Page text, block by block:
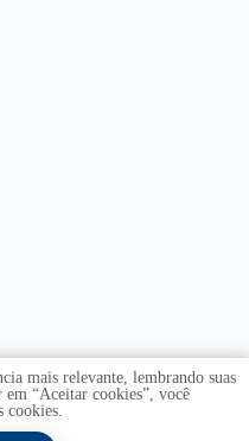
mais relevante, lembrando suas
“Aceitar cookies”, você
cookies.